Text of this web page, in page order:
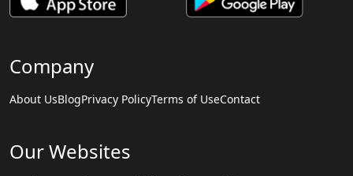
Company
About UsBlogPrivacy PolicyTerms of UseContact
Our Websites